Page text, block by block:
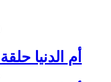
أم الدنيا حلقة 2 يونيو 2016